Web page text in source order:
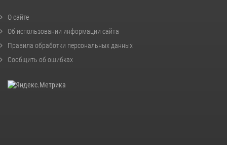
О сайте
Об использовании информации сайта
Правила обработки персональных данных
Сообщить об ошибках